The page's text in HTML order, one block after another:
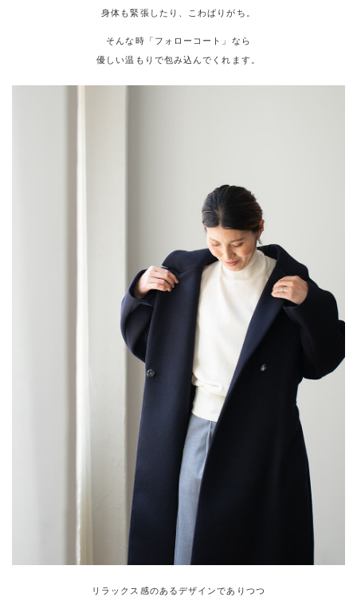
身体も緊張したり、こわばりがち。
そんな時「フォローコート」なら
優しい温もりで包み込んでくれます。
リラックス感のあるデザインでありつつ